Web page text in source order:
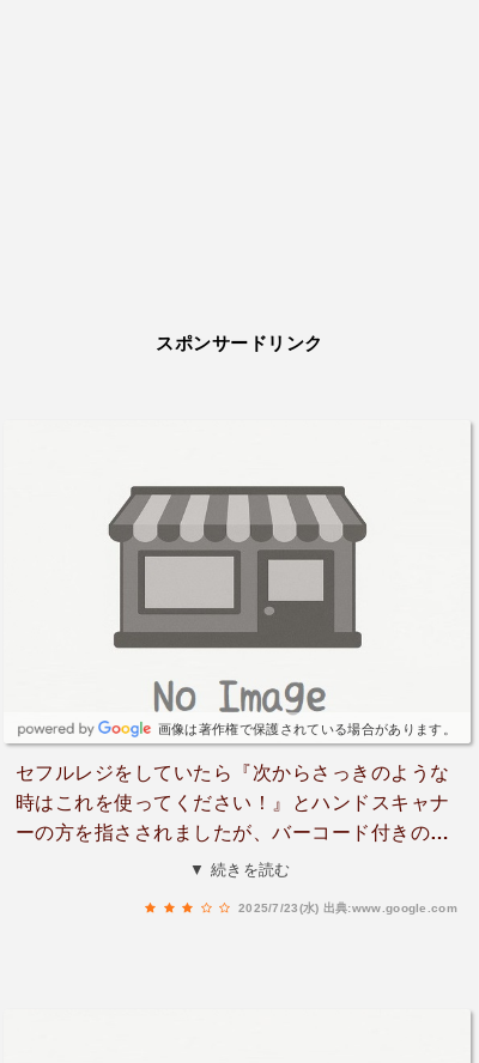
スポンサードリンク
画像は著作権で保護されている場合があります。
セフルレジをしていたら『次からさっきのような
時はこれを使ってください！』とハンドスキャナ
ーの方を指さされましたが、バーコード付きの普
通の手に持てる商品しか購入しておらずさっきの
▼ 続きを読む
2025/7/23(水) 出典:www.google.com